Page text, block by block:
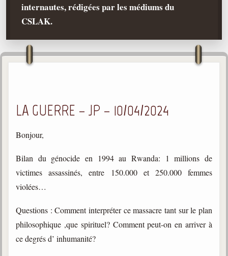
Qu'est-ce que c'est ?
Les bases du spiritisme
Historique
Philosophie
Esprits
Médiums
Les fondateurs
Allan Kardec
Léon Denis
1846-1927
Gabriel Delanne
internautes, rédigées par les médiums du
CSLAK.
LA GUERRE – JP – 10/04/2024
Bonjour,
Bilan du génocide en 1994 au Rwanda: 1 millions de
victimes assassinés, entre 150.000 et 250.000 femmes
violées…
Questions : Comment interpréter ce massacre tant sur le plan
philosophique ,que spirituel? Comment peut-on en arriver à
ce degrés d’ inhumanité?